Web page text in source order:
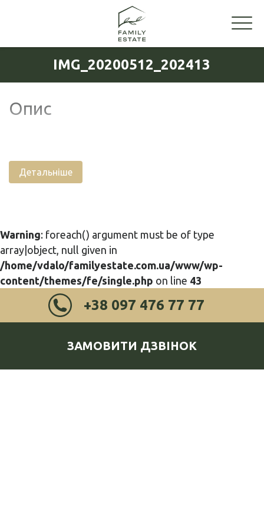
IMG_20200512_202413
Опис
Детальніше
Warning: foreach() argument must be of type
array|object, null given in
/home/vdalo/familyestate.com.ua/www/wp-
content/themes/fe/single.php on line 43
+38 097 476 77 77
ЗАМОВИТИ ДЗВІНОК